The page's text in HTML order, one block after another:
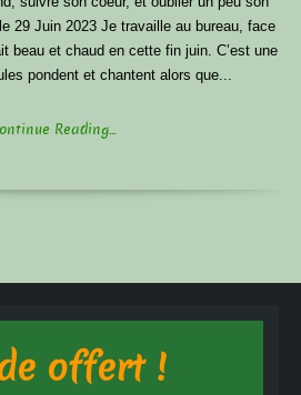
29 Juin 2023 Je travaille au bureau, face
beau et chaud en cette fin juin. C’est une
pondent et chantent alors que...
Reading...
offert !